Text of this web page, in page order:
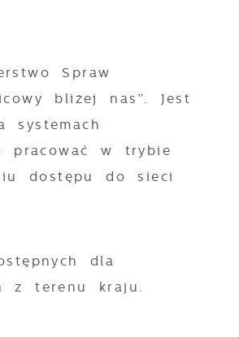
Spraw
bliżej nas”. Jest
systemach
pracować w trybie
dostępu do sieci
dla
z terenu kraju.